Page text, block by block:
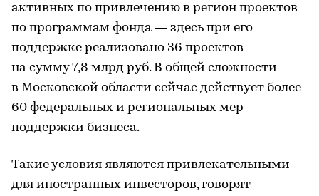
активных по привлечению в регион проектов
по программам фонда — здесь при его
поддержке реализовано 36 проектов
на сумму 7,8 млрд руб. В общей сложности
в Московской области сейчас действует более
60 федеральных и региональных мер
поддержки бизнеса.
Такие условия являются привлекательными
для иностранных инвесторов, говорят